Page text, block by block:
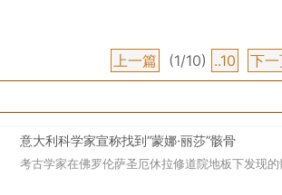
上一篇 (1/10) ..10 下
意大利科学家宣称找到“蒙娜·丽莎”骸骨
考古学家在佛罗伦萨圣厄休拉修道院地板下发现